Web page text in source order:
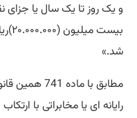
شد.»
مطابق با
رایانه ای یا مخابراتی با